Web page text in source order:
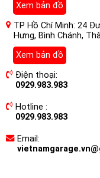
Xem bản đồ
TP Hồ Chí Minh: 24
Hưng, Bình Chánh,
Xem bản đồ
Điện thoại:
0929.983.983
Hotline :
0929.983.983
Email: